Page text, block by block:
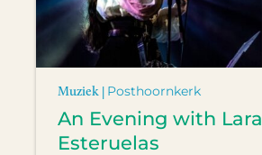
Muziek | Posthoornkerk
An Evening with Lara
Esteruelas